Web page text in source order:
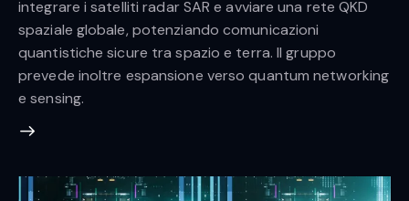
integrare i satelliti radar SAR e avviare una rete QKD
spaziale globale, potenziando comunicazioni
quantistiche sicure tra spazio e terra. Il gruppo
prevede inoltre espansione verso quantum networking
e sensing.